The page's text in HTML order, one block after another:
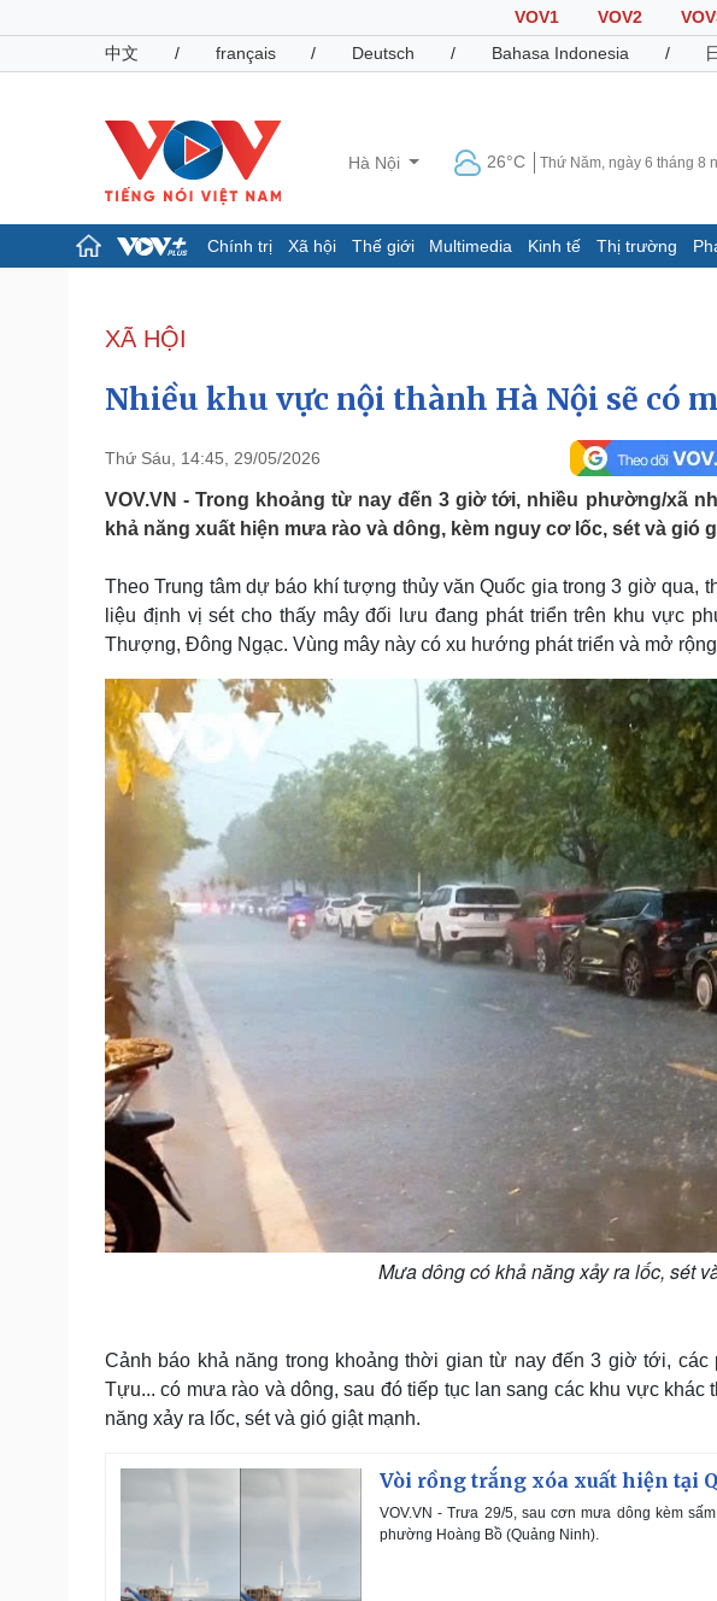
VOV1 VOV2
中文
/ français / Deutsch / Bahasa Indonesia /
Hà Nội 26°C Thứ Năm, ngày 6 tháng 8
Chính trị Xã hội Thế giới Multimedia Kinh tế Thị trường
Đảng
Tổ chức nhân sự
Quốc hội
Nhận diện sự thật
Dấu ấn VOV
Pháp luật
Vụ án
Tư vấn luật
Quân sự - Quốc phòng
Vũ khí
Phân tích
Thể thao
Bóng đá
Thế giới thể thao
eSports
Hậu trường
Dinh dưỡng - món ngon
Cây thuốc
Sản phụ khoa
Nhi khoa
Nam khoa
Làm đẹp - giảm cân
Phòng mạch online
Ăn sạch sống khỏe
Tình yêu - Gia đình
Sân khấu -
Văn học
Âm nhạc
Di sản
Cải chính
XÃ HỘI
Nhiều khu vực nội thành Hà Nội sẽ có
Thứ Sáu, 14:45, 29/05/2026
VOV.VN - Trong khoảng từ nay đến 3 giờ tới, nhiều phường/xã
khả năng xuất hiện mưa rào và dông, kèm nguy cơ lốc, sét và gió
Theo Trung tâm dự báo khí tượng thủy văn Quốc gia trong 3 giờ qua,
liệu định vị sét cho thấy mây đối lưu đang phát triển trên khu vực
Thượng, Đông Ngạc. Vùng mây này có xu hướng phát triển và mở
Mưa dông có khả năng xảy ra lốc, sét
Cảnh báo khả năng trong khoảng thời gian từ nay đến 3 giờ tới,
Tựu... có mưa rào và dông, sau đó tiếp tục lan sang các khu vực khác
năng xảy ra lốc, sét và gió giật mạnh.
Vòi rồng trắng xóa xuất hiện tại
VOV.VN - Trưa 29/5, sau cơn mưa dông kèm
phường Hoàng Bồ (Quảng Ninh).